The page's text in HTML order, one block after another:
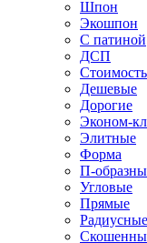
Шпон
Экошпон
С патиной
ДСП
Стоимость
Дешевые
Дорогие
Эконом-
Элитные
Форма
П-
Угловые
Прямые
Радиусные